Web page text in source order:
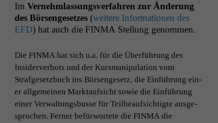
Im Vernehm­las­sungsver­fahren zur Änderung
des Börsen­ge­set­zes (weit­ere Infor­ma­tio­nen des
EFD) hat auch die FINMA Stel­lung genommen.
Die FINMA hat sich u.a. für die Über­führung des
Insid­erver­bots und der Kurs­ma­n­ip­u­la­tion vom
Strafge­set­zbuch ins Börsen­ge­setz, die Ein­führung ein­
er all­ge­meinen Mark­tauf­sicht sowie die Ein­führung
ein­er Ver­wal­tungs­busse für Teil­beauf­sichtigte aus­ge­
sprochen. Fern­er befür­wortete die FINMA die